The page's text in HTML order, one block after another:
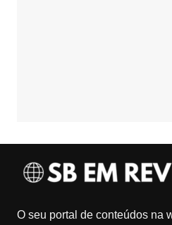
O seu portal de conteúdos na